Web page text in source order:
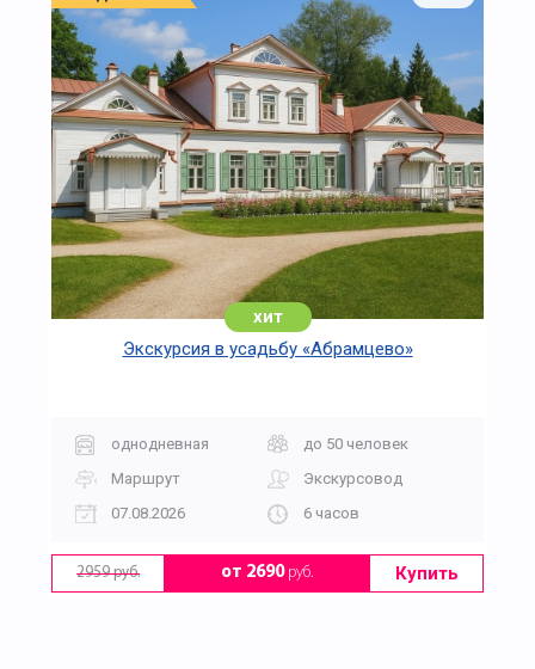
хит
Экскурсия в усадьбу «Абрамцево»
однодневная
до 50 человек
Маршрут
Экскурсовод
07.08.2026
6 часов
2959 руб. от 2690руб. Купить